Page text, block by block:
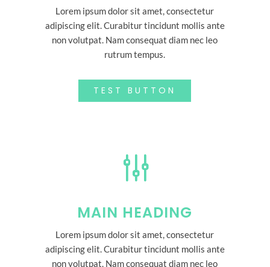
Lorem ipsum dolor sit amet, consectetur
adipiscing elit. Curabitur tincidunt mollis ante
non volutpat. Nam consequat diam nec leo
rutrum tempus.
TEST BUTTON
g
MAIN HEADING
Lorem ipsum dolor sit amet, consectetur
adipiscing elit. Curabitur tincidunt mollis ante
non volutpat. Nam consequat diam nec leo